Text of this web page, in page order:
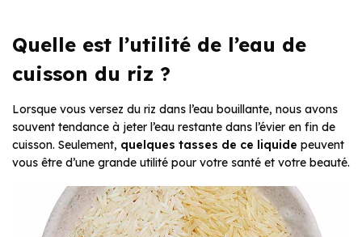
Quelle est l’utilité de l’eau de
cuisson du riz ?
Lorsque vous versez du riz dans l’eau bouillante, nous avons
souvent tendance à jeter l’eau restante dans l’évier en fin de
cuisson. Seulement, quelques tasses de ce liquide peuvent
vous être d’une grande utilité pour votre santé et votre beauté.